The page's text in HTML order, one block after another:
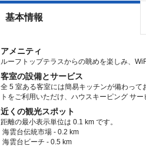
基本情報
アメニティ
ルーフトップテラスからの眺めを楽しみ、
客室の設備とサービス
全 5 室ある客室には簡易キッチンが備わっ
トをご利用いただけ、ハウスキーピング サー
近くの観光スポット
距離の最小表示単位は 0.1 km です。
海雲台伝統市場 - 0.2 km
海雲台ビーチ - 0.5 km